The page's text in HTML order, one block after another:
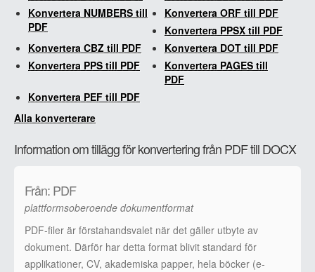
Konvertera NUMBERS till
PDF
Konvertera ORF till PDF
Konvertera PPSX till PDF
Konvertera CBZ till PDF
Konvertera DOT till PDF
Konvertera PPS till PDF
Konvertera PAGES till
PDF
Konvertera PEF till PDF
Alla konverterare
Information om tillägg för konvertering från PDF till DOCX
Från: PDF
plattformsoberoende dokumentformat
PDF-filer är förstahandsvalet när det gäller utbyte av
dokument. Därför har detta format blivit standard för
applikationer, CV, akademiska papper, hela böcker (e-